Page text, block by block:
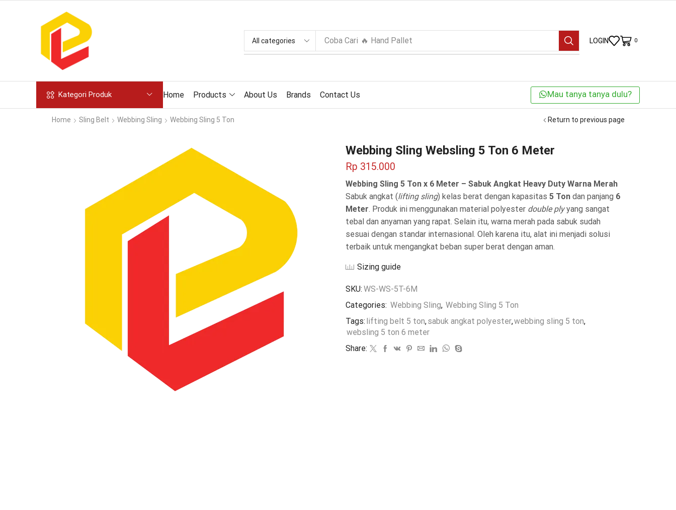
Coba Cari 🔥 Hand Pallet LOGIN 0
Kategori Produk Home Products About Us Brands Contact Us Mau tanya tanya dulu?
Home Sling Belt Webbing Sling Webbing Sling 5 Ton Return to previous page
Webbing Sling Websling 5 Ton 6 Meter
Rp 315.000
Webbing Sling 5 Ton x 6 Meter – Sabuk Angkat Heavy Duty Warna Merah
Sabuk angkat (lifting sling) kelas berat dengan kapasitas 5 Ton dan panjang 6
Meter. Produk ini menggunakan material polyester double plyyang sangat
tebal dan anyaman yang rapat. Selain itu, warna merah pada sabuk sudah
sesuai dengan standar internasional. Oleh karena itu, alat ini menjadi solusi
terbaik untuk mengangkat beban super berat dengan aman.
Sizing guide
SKU: WS-WS-5T-6M
Categories: Webbing Sling, Webbing Sling 5 Ton
Tags: lifting belt 5 ton,sabuk angkat polyester,webbing sling 5 ton,
websling 5 ton 6 meter
Share: